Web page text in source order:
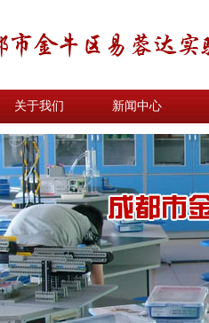
关于我们 新闻中心